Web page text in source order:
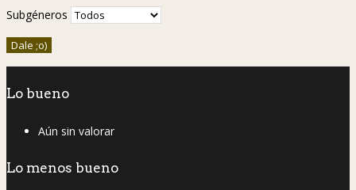
Subgéneros
Lo bueno
Aún sin valorar
Lo menos bueno